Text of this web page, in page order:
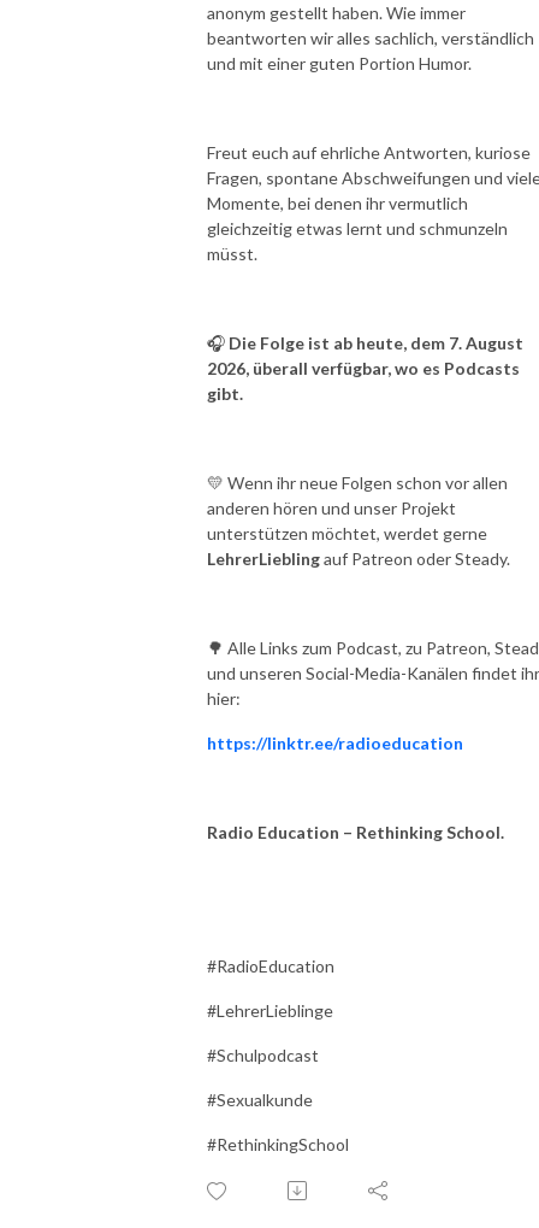
anonym gestellt haben. Wie immer
beantworten wir alles sachlich, verständlich
und mit einer guten Portion Humor.
Freut euch auf ehrliche Antworten, kuriose
Fragen, spontane Abschweifungen und
Momente, bei denen ihr vermutlich
gleichzeitig etwas lernt und schmunzeln
müsst.
🎧 Die Folge ist ab heute, dem 7. August
2026, überall verfügbar, wo es Podcasts
gibt.
💛 Wenn ihr neue Folgen schon vor allen
anderen hören und unser Projekt
unterstützen möchtet, werdet gerne
LehrerLieblingauf Patreon oder Steady.
🌳 Alle Links zum Podcast, zu Patreon,
und unseren Social-Media-Kanälen findet ihr
hier:
https://linktr.ee/radioeducation
Radio Education – Rethinking School.
#RadioEducation
#LehrerLieblinge
#Schulpodcast
#Sexualkunde
#RethinkingSchool